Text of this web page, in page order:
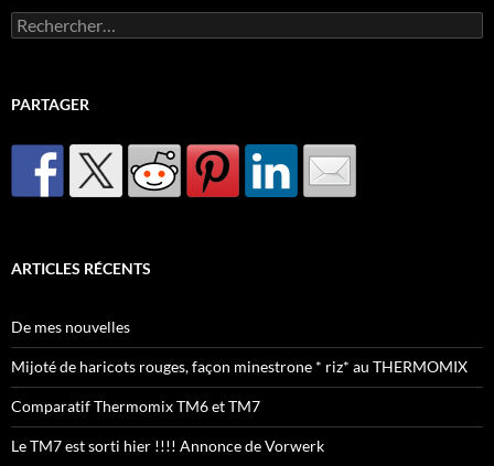
Rechercher :
PARTAGER
ARTICLES RÉCENTS
De mes nouvelles
Mijoté de haricots rouges, façon minestrone * riz* au THERMOMIX
Comparatif Thermomix TM6 et TM7
Le TM7 est sorti hier !!!! Annonce de Vorwerk